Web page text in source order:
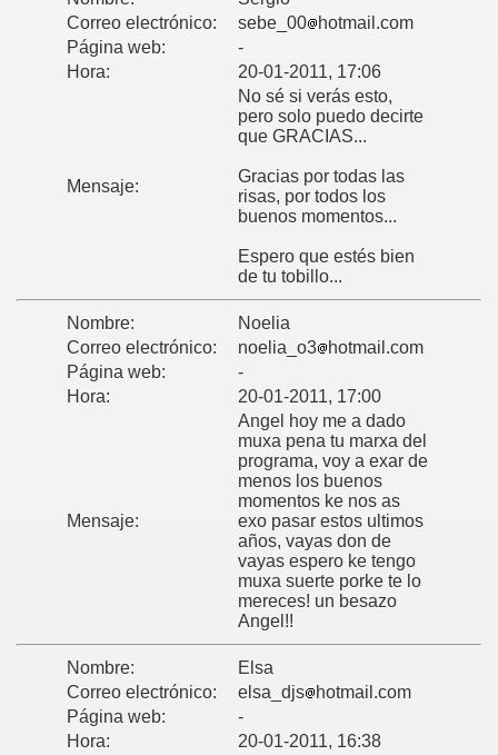
Correo electrónico:
sebe_00
hotmail.com
Página web:
-
Hora:
20-01-2011, 17:06
Mensaje:
No sé si verás esto,
pero solo puedo decirte
que GRACIAS...
Gracias por todas las
risas, por todos los
buenos momentos...
Espero que estés bien
de tu tobillo...
Nombre:
Noelia
Correo electrónico:
noelia_o3
hotmail.com
Página web:
-
Hora:
20-01-2011, 17:00
Mensaje:
Angel hoy me a dado
muxa pena tu marxa del
programa, voy a exar de
menos los buenos
momentos ke nos as
exo pasar estos ultimos
años, vayas don de
vayas espero ke tengo
muxa suerte porke te lo
mereces! un besazo
Angel!!
Nombre:
Elsa
Correo electrónico:
elsa_djs
hotmail.com
Página web:
-
Hora:
20-01-2011, 16:38